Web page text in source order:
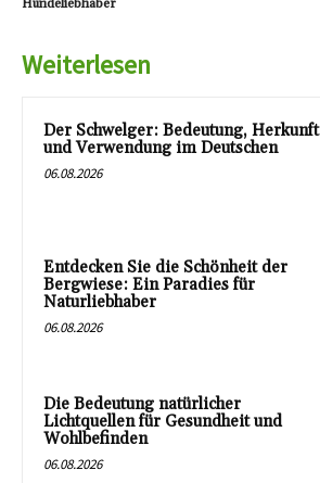
Hundeliebhaber
Weiterlesen
Der Schwelger: Bedeutung, Herkunft
und Verwendung im Deutschen
06.08.2026
Entdecken Sie die Schönheit der
Bergwiese: Ein Paradies für
Naturliebhaber
06.08.2026
Die Bedeutung natürlicher
Lichtquellen für Gesundheit und
Wohlbefinden
06.08.2026